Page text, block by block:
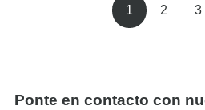
1 2 3
Ponte en contacto con